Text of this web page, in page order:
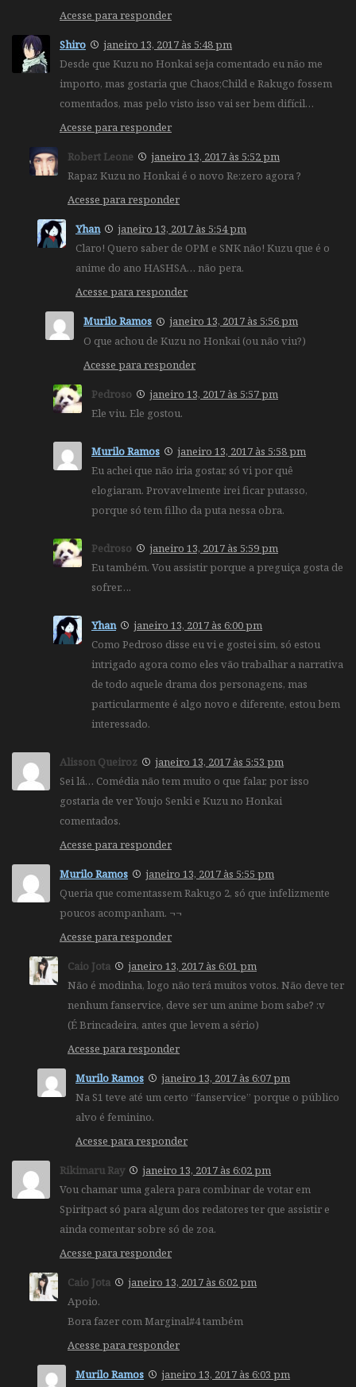
Acesse para responder
Shiro
janeiro 13, 2017 às 5:48 pm
Desde que Kuzu no Honkai seja comentado eu não me
importo, mas gostaria que Chaos;Child e Rakugo fossem
comentados, mas pelo visto isso vai ser bem difícil…
Acesse para responder
Robert Leone
janeiro 13, 2017 às 5:52 pm
Rapaz Kuzu no Honkai é o novo Re:zero agora ?
Acesse para responder
Yhan
janeiro 13, 2017 às 5:54 pm
Claro! Quero saber de OPM e SNK não! Kuzu que é o
anime do ano HASHSA… não pera.
Acesse para responder
Murilo Ramos
janeiro 13, 2017 às 5:56 pm
O que achou de Kuzu no Honkai (ou não viu?)
Acesse para responder
Pedroso
janeiro 13, 2017 às 5:57 pm
Ele viu. Ele gostou.
Murilo Ramos
janeiro 13, 2017 às 5:58 pm
Eu achei que não iria gostar, só vi por quê
elogiaram. Provavelmente irei ficar putasso,
porque só tem filho da puta nessa obra.
Pedroso
janeiro 13, 2017 às 5:59 pm
Eu também. Vou assistir porque a preguiça gosta de
sofrer….
Yhan
janeiro 13, 2017 às 6:00 pm
Como Pedroso disse eu vi e gostei sim, só estou
intrigado agora como eles vão trabalhar a narrativa
de todo aquele drama dos personagens, mas
particularmente é algo novo e diferente, estou bem
interessado.
Alisson Queiroz
janeiro 13, 2017 às 5:53 pm
Sei lá… Comédia não tem muito o que falar, por isso
gostaria de ver Youjo Senki e Kuzu no Honkai
comentados.
Acesse para responder
Murilo Ramos
janeiro 13, 2017 às 5:55 pm
Queria que comentassem Rakugo 2, só que infelizmente
poucos acompanham. ¬¬
Acesse para responder
Caio Jota
janeiro 13, 2017 às 6:01 pm
Não é modinha, logo não terá muitos votos. Não deve ter
nenhum fanservice, deve ser um anime bom sabe? :v
(É Brincadeira, antes que levem a sério)
Acesse para responder
Murilo Ramos
janeiro 13, 2017 às 6:07 pm
Na S1 teve até um certo “fanservice” porque o público
alvo é feminino.
Acesse para responder
Rikimaru Ray
janeiro 13, 2017 às 6:02 pm
Vou chamar uma galera para combinar de votar em
Spiritpact só para algum dos redatores ter que assistir e
ainda comentar sobre só de zoa.
Acesse para responder
Caio Jota
janeiro 13, 2017 às 6:02 pm
Apoio.
Bora fazer com Marginal#4 também
Acesse para responder
Murilo Ramos
janeiro 13, 2017 às 6:03 pm